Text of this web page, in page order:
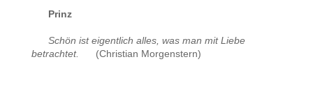
Prinz
Schön ist eigentlich alles, was man mit Liebe
betrachtet.
(Christian Morgenstern)